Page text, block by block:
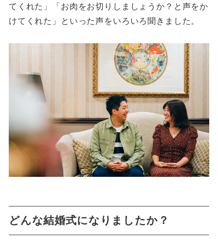
てくれた」「お肉をお切りしましょうか？と声をか
けてくれた」といった声をいろいろ聞きました。
どんな結婚式になりましたか？